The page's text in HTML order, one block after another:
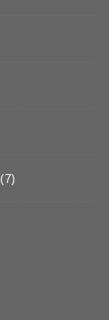
(7)